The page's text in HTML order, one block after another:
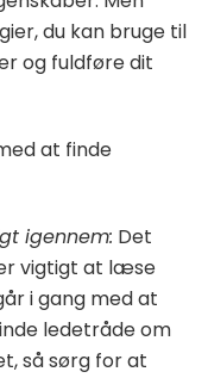
du kan bruge til
og fuldføre dit
at finde
igennem: Det
vigtigt at læse
i gang med at
ledetråde om
så sørg for at